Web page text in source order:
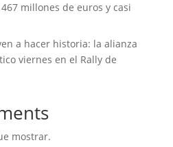
millones de euros y casi
a hacer historia: la alianza
viernes en el Rally de
mostrar.